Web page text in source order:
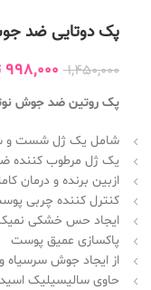
پک دوتایی ضد
1,450,000
998,000
پک روتین ضد جوش
شامل یک ژل شست و
یک ژل مرطوب
ازبین برنده و درمان
کنترل کننده چربی
ایجاد حس خشکی
پاکسازی عمیق پوست
از ایجاد جوش سرسیاه
حاوی سالیسیلیک اسید